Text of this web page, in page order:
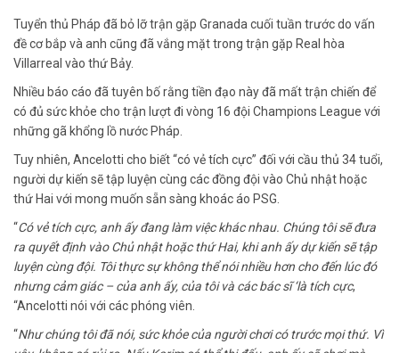
Tuyển thủ Pháp đã bỏ lỡ trận gặp Granada cuối tuần trước do vấn
đề cơ bắp và anh cũng đã vắng mặt trong trận gặp Real hòa
Villarreal vào thứ Bảy.
Nhiều báo cáo đã tuyên bố rằng tiền đạo này đã mất trận chiến để
có đủ sức khỏe cho trận lượt đi vòng 16 đội Champions League với
những gã khổng lồ nước Pháp.
Tuy nhiên, Ancelotti cho biết “có vẻ tích cực” đối với cầu thủ 34 tuổi,
người dự kiến ​​sẽ tập luyện cùng các đồng đội vào Chủ nhật hoặc
thứ Hai với mong muốn sẵn sàng khoác áo PSG.
“Có vẻ tích cực, anh ấy đang làm việc khác nhau. Chúng tôi sẽ đưa
ra quyết định vào Chủ nhật hoặc thứ Hai, khi anh ấy dự kiến ​​sẽ tập
luyện cùng đội. Tôi thực sự không thể nói nhiều hơn cho đến lúc đó
nhưng cảm giác – của anh ấy, của tôi và các bác sĩ ‘là tích cực,
“Ancelotti nói với các phóng viên.
“Như chúng tôi đã nói, sức khỏe của người chơi có trước mọi thứ. Vì